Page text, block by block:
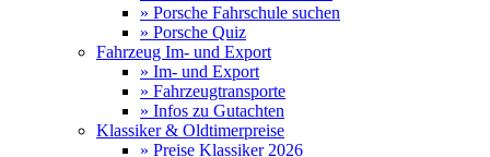
» Porsche Fahrschule suchen
» Porsche Quiz
Fahrzeug Im- und Export
» Im- und Export
» Fahrzeugtransporte
» Infos zu Gutachten
Klassiker & Oldtimerpreise
» Preise Klassiker 2026